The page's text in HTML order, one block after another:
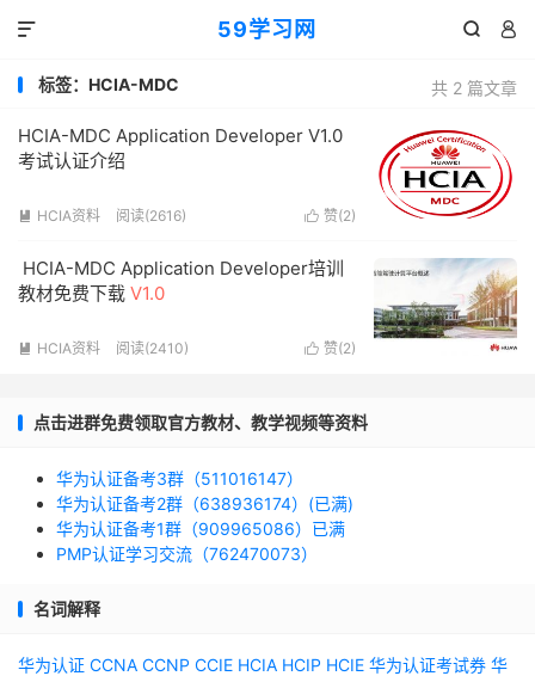
59学习网  

共 2 篇文章
标签：HCIA-MDC
HCIA-MDC Application Developer V1.0
考试认证介绍
 赞(2)
 HCIA资料 阅读(2616)
HCIA-MDC Application Developer培训
教材免费下载 V1.0
 赞(2)
 HCIA资料 阅读(2410)
点击进群免费领取官方教材、教学视频等资料
华为认证备考3群（511016147）
华为认证备考2群（638936174）(已满)
华为认证备考1群（909965086）已满
PMP认证学习交流（762470073）
名词解释
华为认证 CCNA CCNP CCIE HCIA HCIP HCIE 华为认证考试券 华